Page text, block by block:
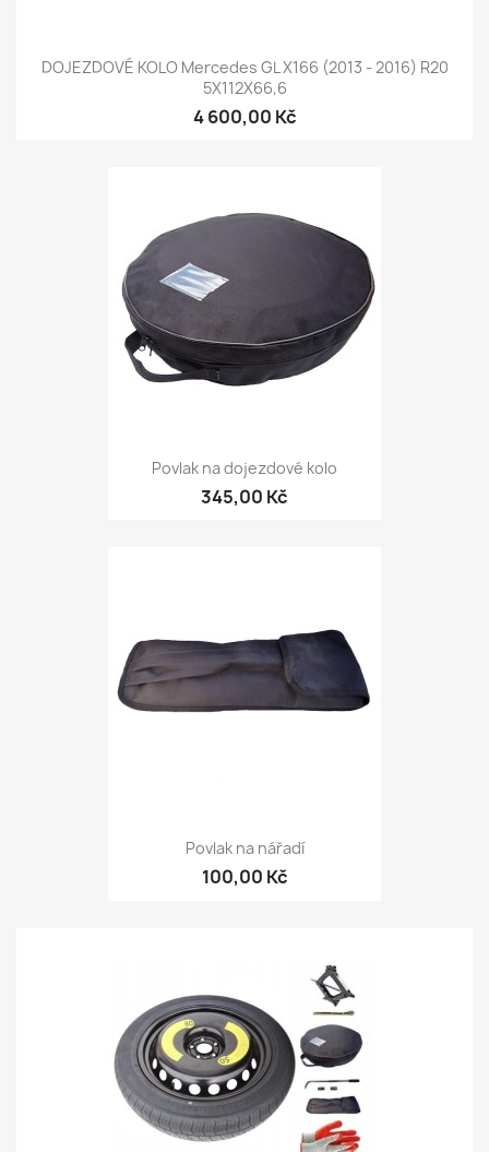
DOJEZDOVÉ KOLO Mercedes GL X166 (2013 - 2016) R20
5X112X66,6
4 600,00 Kč
Povlak na dojezdové kolo
345,00 Kč
Povlak na nářadí
100,00 Kč